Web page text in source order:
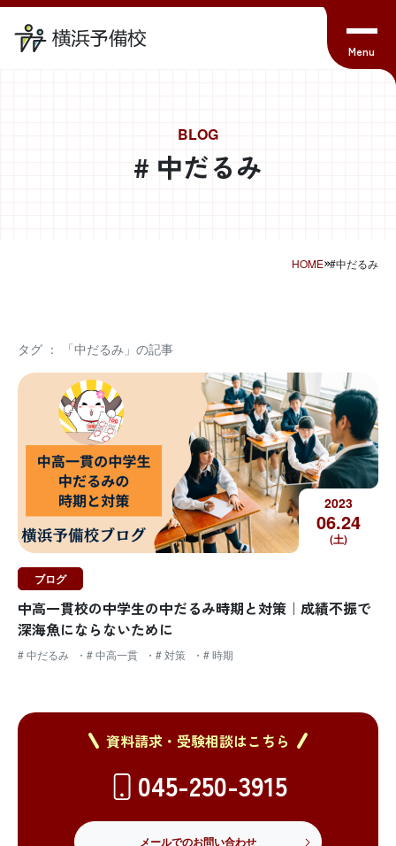
BLOG
# 中だるみ
HOME #中だるみ
タグ ： 「中だるみ」の記事
2023
06.24
(土)
ブログ
中高一貫校の中学生の中だるみ時期と対策｜成績不振で
深海魚にならないために
# 中だるみ # 中高一貫 # 対策 # 時期
資料請求・受験相談はこちら
045-250-3915
メールでのお問い合わせ